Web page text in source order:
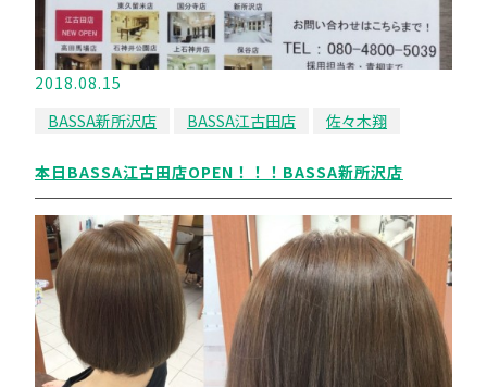
2018.08.15
BASSA新所沢店
BASSA江古田店 佐々木翔
本日BASSA江古田店OPEN！！！BASSA新所沢店